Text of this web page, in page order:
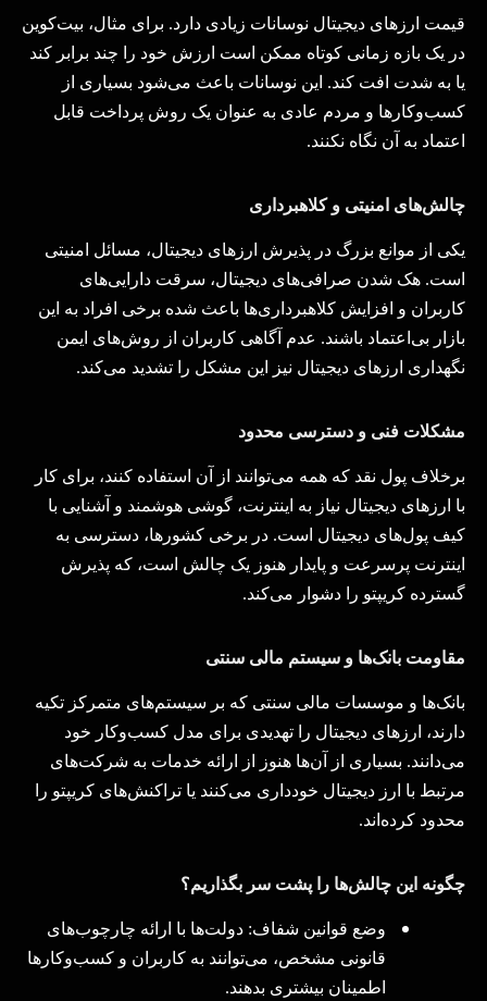
قیمت ارزهای دیجیتال نوسانات زیادی دارد. برای مثال، بیت‌کوین
در یک بازه زمانی کوتاه ممکن است ارزش خود را چند برابر کند
یا به شدت افت کند. این نوسانات باعث می‌شود بسیاری از
کسب‌وکارها و مردم عادی به عنوان یک روش پرداخت قابل
اعتماد به آن نگاه نکنند.
چالش‌های امنیتی و کلاهبرداری
یکی از موانع بزرگ در پذیرش ارزهای دیجیتال، مسائل امنیتی
است. هک شدن صرافی‌های دیجیتال، سرقت دارایی‌های
کاربران و افزایش کلاهبرداری‌ها باعث شده برخی افراد به این
بازار بی‌اعتماد باشند. عدم آگاهی کاربران از روش‌های ایمن
نگهداری ارزهای دیجیتال نیز این مشکل را تشدید می‌کند.
مشکلات فنی و دسترسی محدود
برخلاف پول نقد که همه می‌توانند از آن استفاده کنند، برای کار
با ارزهای دیجیتال نیاز به اینترنت، گوشی هوشمند و آشنایی با
کیف پول‌های دیجیتال است. در برخی کشورها، دسترسی به
اینترنت پرسرعت و پایدار هنوز یک چالش است، که پذیرش
گسترده کریپتو را دشوار می‌کند.
مقاومت بانک‌ها و سیستم مالی سنتی
بانک‌ها و موسسات مالی سنتی که بر سیستم‌های متمرکز تکیه
دارند، ارزهای دیجیتال را تهدیدی برای مدل کسب‌وکار خود
می‌دانند. بسیاری از آن‌ها هنوز از ارائه خدمات به شرکت‌های
مرتبط با ارز دیجیتال خودداری می‌کنند یا تراکنش‌های کریپتو را
محدود کرده‌اند.
چگونه این چالش‌ها را پشت سر بگذاریم؟
وضع قوانین شفاف: دولت‌ها با ارائه چارچوب‌های
قانونی مشخص، می‌توانند به کاربران و کسب‌وکارها
اطمینان بیشتری بدهند.